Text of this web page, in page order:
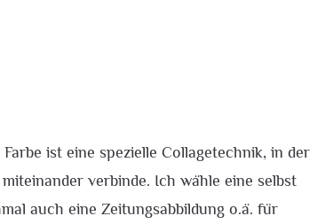
ist eine spezielle Collagetechnik, in der
verbinde. Ich wähle eine selbst
auch eine Zeitungsabbildung o.ä. für